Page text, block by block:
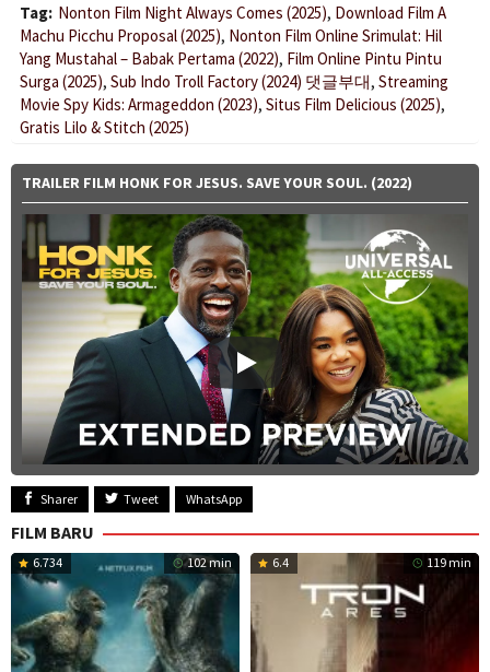
Tag: Nonton Film Night Always Comes (2025), Download Film A
Machu Picchu Proposal (2025), Nonton Film Online Srimulat: Hil
Yang Mustahal – Babak Pertama (2022), Film Online Pintu Pintu
Surga (2025), Sub Indo Troll Factory (2024) 댓글부대, Streaming
Movie Spy Kids: Armageddon (2023), Situs Film Delicious (2025),
Gratis Lilo & Stitch (2025)
TRAILER FILM HONK FOR JESUS. SAVE YOUR SOUL. (2022)
Sharer Tweet WhatsApp
FILM BARU
6.734 102 min 6.4 119 min